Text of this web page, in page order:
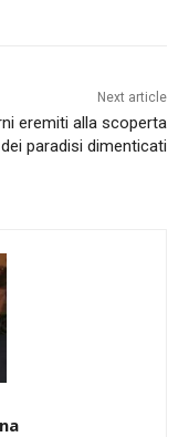
Next article
eremiti alla scoperta
dei paradisi dimenticati